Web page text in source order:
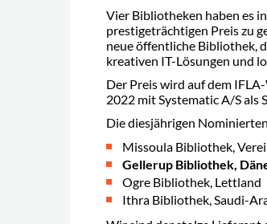
Vier Bibliotheken haben es
prestigeträchtigen Preis zu
neue öffentliche Bibliothek,
kreativen IT-Lösungen und
Der Preis wird auf dem
2022 mit Systematic A/S als
Die diesjährigen
Missoula Bibliothek,
Gellerup Bibliothek,
Ogre Bibliothek, Lettland
Ithra Bibliothek, Saudi-